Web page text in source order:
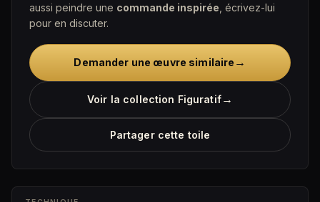
aussi peindre une commande inspirée , écrivez-lui
pour en discuter.
Demander une œuvre similaire →
Voir la collection Figuratif→
Partager cette toile